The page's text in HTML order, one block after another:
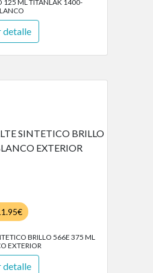
125 ML TITANLAK 1400-
detalle
BRILLO 566E 375 ML
EXTERIOR
detalle